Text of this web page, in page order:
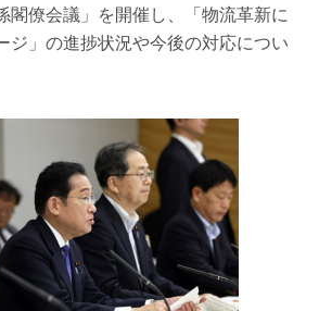
閣僚会議」を開催し、「物流革新に
ジ」の進捗状況や今後の対応につい